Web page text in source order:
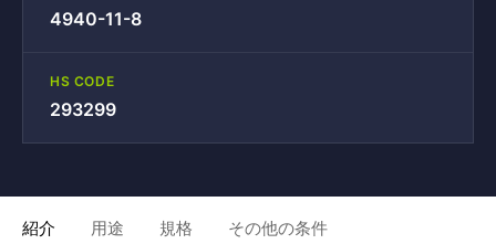
4940-11-8
HS CODE
293299
紹介 用途 規格 その他の条件